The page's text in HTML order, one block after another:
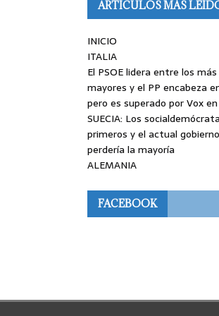
ARTÍCULOS MÁS
INICIO
ITALIA
El PSOE lidera entre los
mayores y el PP encabeza
pero es superado por Vox
SUECIA: Los
primeros y el actual
perdería la mayoría
ALEMANIA
FACEBOOK